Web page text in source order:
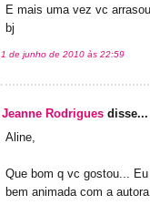
E mais uma vez vc
bj
1 de junho de 2010 às 22:59
Jeanne Rodrigues disse...
Aline,
Que bom q vc gostou...
bem animada com a